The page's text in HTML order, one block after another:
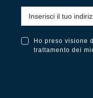
Ho preso visione
trattamento dei